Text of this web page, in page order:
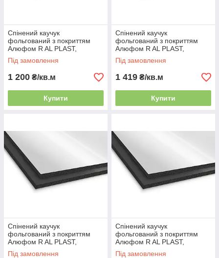
Спінений каучук
фольгований з покриттям
Алюфом R AL PLAST,
товщина 19 мм
Під замовлення
1 200 ₴/кв.м
Купити
Спінений каучук
фольгований з покриттям
Алюфом R AL PLAST,
товщина 25 мм
Під замовлення
1 419 ₴/кв.м
Купити
Спінений каучук
фольгований з покриттям
Алюфом R AL PLAST,
товщина 32 мм
Під замовлення
Спінений каучук
фольгований з покриттям
Алюфом R AL PLAST,
товщина 40 мм
Під замовлення